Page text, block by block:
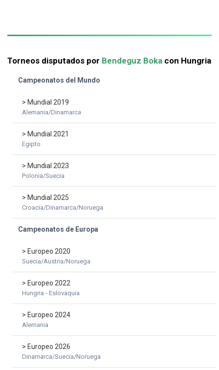
Torneos disputados por Bendeguz Boka con Hungria
Campeonatos del Mundo
> Mundial 2019
Alemania/Dinamarca
> Mundial 2021
Egipto
> Mundial 2023
Polonia/Suecia
> Mundial 2025
Croacia/Dinamarca/Noruega
Campeonatos de Europa
> Europeo 2020
Suecia/Austria/Noruega
> Europeo 2022
Hungria - Eslovaquia
> Europeo 2024
Alemania
> Europeo 2026
Dinamarca/Suecia/Noruega